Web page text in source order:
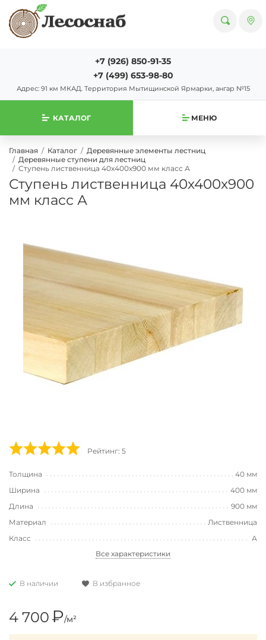
+7 (926) 850-91-35
+7 (499) 653-98-80
Адрес: 91 км МКАД. Территория Мытищинской Ярмарки, ангар №15
КАТАЛОГ МЕНЮ
Главная Каталог
Деревянные элементы лестниц
Деревянные ступени для лестниц
Ступень лиственница 40х400х900 мм класс А
Ступень лиственница 40х400х900
мм класс А
Рейтинг: 5
Толщина
40 мм
Ширина
400 мм
Длина
900 мм
Материал
Лиственница
Класс
А
Все характеристики
В наличии В избранное
4 700₽/м²